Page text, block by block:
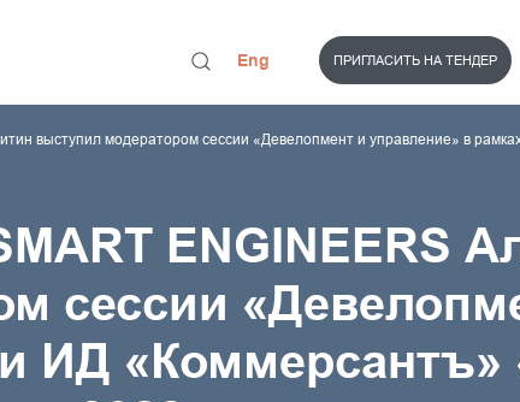
Eng ПРИГЛАСИТЬ НА ТЕНДЕР
выступил модератором сессии «Девелопмент и управление» в
ENGINEERS
сессии
ИД